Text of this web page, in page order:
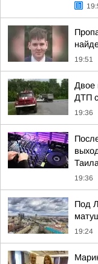
19:51
Двое
ДТП
19:36
19:36
Под
19:24